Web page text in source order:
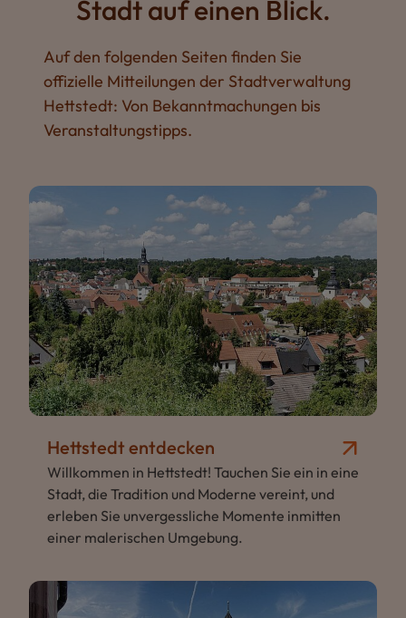
Stadt auf einen Blick.
Auf den folgenden Seiten finden Sie
offizielle Mitteilungen der Stadtverwaltung
Hettstedt: Von Bekanntmachungen bis
Veranstaltungstipps.
Hettstedt entdecken
Willkommen in Hettstedt! Tauchen Sie ein in eine
Stadt, die Tradition und Moderne vereint, und
erleben Sie unvergessliche Momente inmitten
einer malerischen Umgebung.